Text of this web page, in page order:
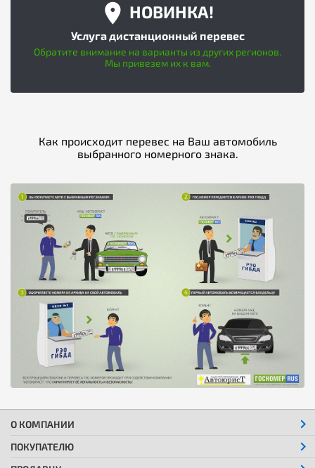
НОВИНКА!
Услуга дистанционный перевес
Обратите внимание на варианты из других регионов.
Мы привезем их к вам.
Как происходит перевес на Ваш автомобиль
выбранного номерного знака.
О КОМПАНИИ
ПОКУПАТЕЛЮ